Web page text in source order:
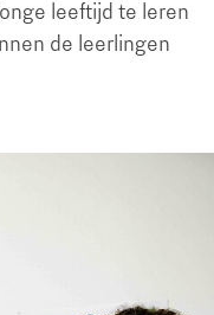
leeftijd te leren
de leerlingen